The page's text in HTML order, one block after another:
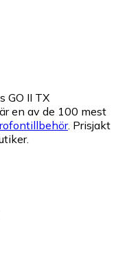
GO II TX
en av de 100 mest
. Prisjakt